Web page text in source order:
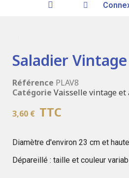
Saladier Vintage
Référence PLAV8
Catégorie Vaisselle vintage et
3,60 € TTC
Diamètre d'environ 23 cm et
Dépareillé : taille et couleur